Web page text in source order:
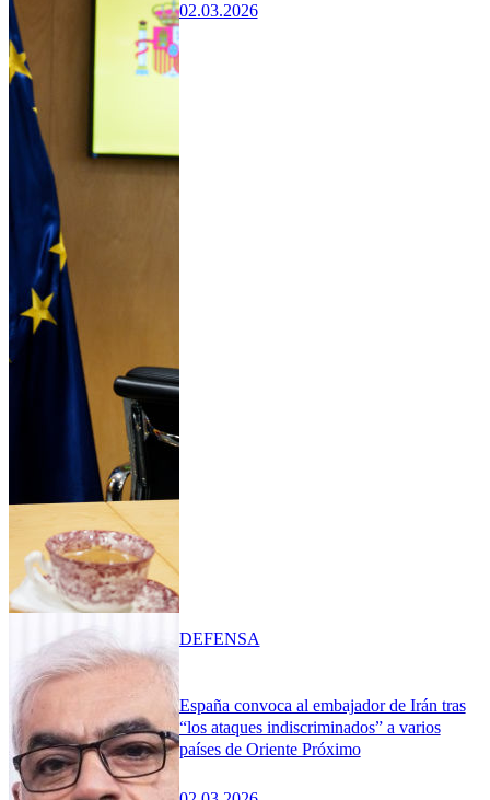
02.03.2026
España convoca al embajador de Irán tras
“los ataques indiscriminados” a varios
países de Oriente Próximo
DEFENSA